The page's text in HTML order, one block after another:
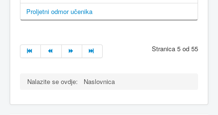
Proljetni odmor učenika
Stranica 5 od 55
Nalazite se ovdje: Naslovnica